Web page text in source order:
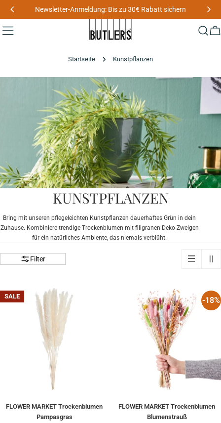
Zum
springen
Newsletter-Anmeldung: Bis zu 30€ Rabatt sichern
Startseite Kunstpflanzen
KUNSTPFLANZEN
Bring mit unseren pflegeleichten Kunstpflanzen dauerhaftes Grün in dein
Zuhause. Kombiniere trendige Trockenblumen mit filigranen Deko-Zweigen
für ein natürliches Ambiente, das niemals verblüht.
Filter
SALE
FLOWER MARKET Trockenblumen
Pampasgras
-18%
FLOWER MARKET Trockenblumen
Blumenstrauß